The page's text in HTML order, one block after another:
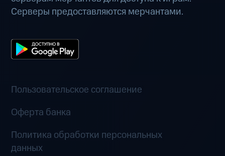
Серверы предоставляются мерчантами.
Пользовательское соглашение
Оферта банка
Политика обработки персональных
данных